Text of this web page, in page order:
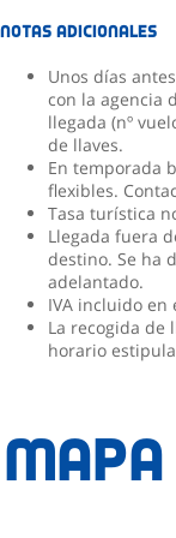
Notas adicionales
Unos días
con la agencia
llegada (nº
de llaves.
En temporada
flexibles.
Tasa turística
Llegada fuera
destino. Se ha
adelantado.
IVA incluido
La recogida de
horario